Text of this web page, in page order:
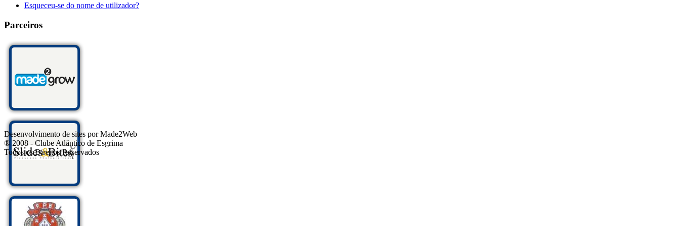
Esqueceu-se do nome de utilizador?
Parceiros
Desenvolvimento de sites por Made2Web
® 2008 - Clube Atlântico de Esgrima
Todos os Direitos Reservados